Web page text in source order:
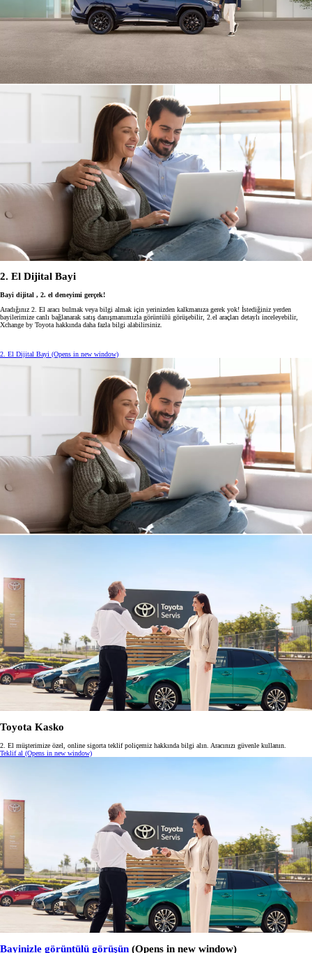
2. El Dijital Bayi
Bayi dijital , 2. el deneyimi gerçek!
Aradığınız 2. El aracı bulmak veya bilgi almak için yerinizden kalkmanıza gerek yok! İstediğiniz yerden
bayilerimize canlı bağlanarak satış danışmanımızla görüntülü görüşebilir, 2.el araçları detaylı inceleyebilir,
Xchange by Toyota hakkında daha fazla bilgi alabilirsiniz.
2. El Dijital Bayi (Opens in new window)
Toyota Kasko
2. El müşterimize özel, online sigorta teklif poliçemiz hakkında bilgi alın. Aracınızı güvenle kullanın.
Teklif al (Opens in new window)
Bayinizle görüntülü görüşün (Opens in new window)